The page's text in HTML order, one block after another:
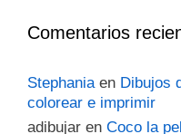
Comentarios
Stephaniaen Dibujos
colorear e imprimir
adibujar en Coco la